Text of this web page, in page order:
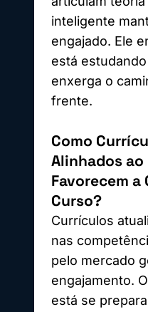
inteligente
engajado. Ele
está
enxerga o
frente.
Como
Alinhados
Favorecem
Curso?
Currículos
nas
pelo mercado
engajamento.
está se